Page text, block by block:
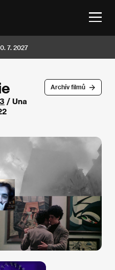
7. 2027
Archív filmů
/ Una